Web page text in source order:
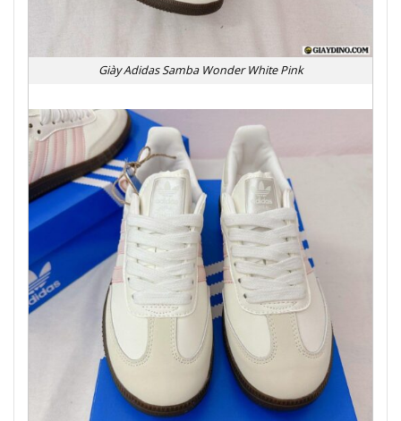
Giày Adidas Samba Wonder White Pink